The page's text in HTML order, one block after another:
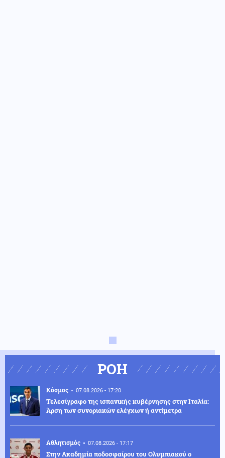
ΡΟΗ
Κόσμος 07.08.2026 - 17:20
Τελεσίγραφο της ισπανικής κυβέρνησης στην Ιταλία:
Άρση των συνοριακών ελέγχων ή αντίμετρα
Αθλητισμός 07.08.2026 - 17:17
Στην Ακαδημία ποδοσφαίρου του Ολυμπιακού ο